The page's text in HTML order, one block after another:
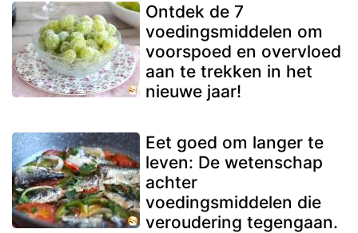
Ontdek de 7
voedingsmiddelen om
voorspoed en overvloed
aan te trekken in het
nieuwe jaar!
Eet goed om langer te
leven: De wetenschap
achter
voedingsmiddelen die
veroudering tegengaan.